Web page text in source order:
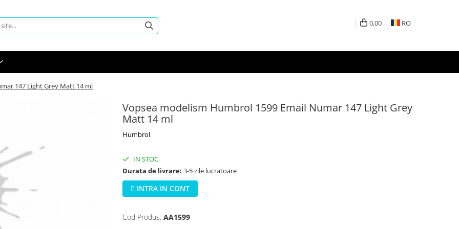
0,00 RO
147 Light Grey Matt 14 ml
Vopsea modelism Humbrol 1599 Email Numar 147 Light Grey
Matt 14 ml
Humbrol
IN STOC
Durata de livrare: 3-5 zile lucratoare
INTRA IN CONT
Cod Produs: AA1599